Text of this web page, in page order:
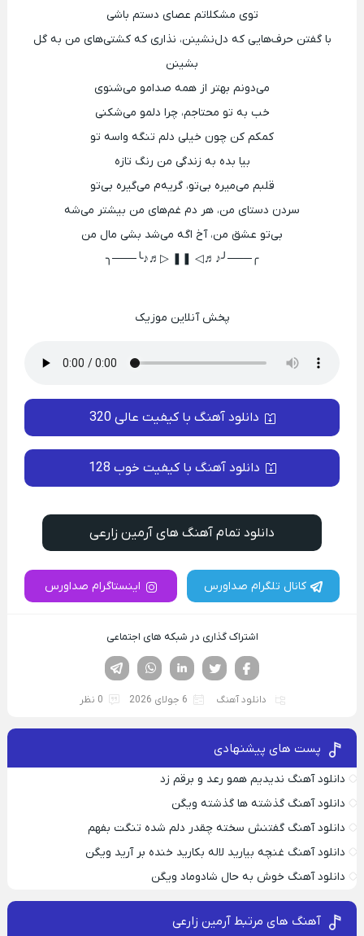
توی مشکلاتم عصای دستم باشی
با گفتن حرف‌هایی که دل‌نشینن، نذاری که کشتی‌های من به گل
بشینن
می‌دونم بهتر از همه صدامو می‌شنوی
خب به تو محتاجم، چرا دلمو می‌شکنی
کمکم کن چون خیلی دلم تنگه واسه تو
بیا بده به زندگی من رنگ تازه
قلبم می‌میره بی‌تو، گریه‌م می‌گیره بی‌تو
سردن دستای من، هر دم غم‌های من بیشتر می‌شه
بی‌تو عشق من، آخ اگه می‌شد بشی مال من
╭───╯♪♬◁ ❚❚ ▷♬♪╰───╮
پخش آنلاین موزیک
دانلود آهنگ با کیفیت عالی 320
دانلود آهنگ با کیفیت خوب 128
دانلود تمام آهنگ های آرمین زارعی
کانال تلگرام صداورس اینستاگرام صداورس
اشتراک گذاری در شبکه های اجتماعی
لینکدین تویتر
فیسوک
دانلود آهنگ 6 جولای 2026 0 نظر
پست های پیشنهادی
دانلود آهنگ ندیدیم همو رعد و برقم زد
دانلود آهنگ گذشته ها گذشته ویگن
دانلود آهنگ گفتنش سخته چقدر دلم شده تنگت بفهم
دانلود آهنگ غنچه بیارید لاله بکارید خنده بر آرید ویگن
دانلود آهنگ خوش به حال شادوماد ویگن
آهنگ های مرتبط آرمین زارعی